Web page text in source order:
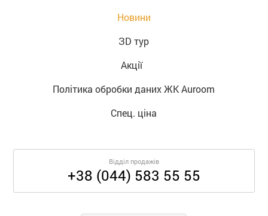
Новини
ЗD тур
Акції
Політика обробки даних ЖК Auroom
Спец. ціна
Відділ продажів
+38 (044) 583 55 55